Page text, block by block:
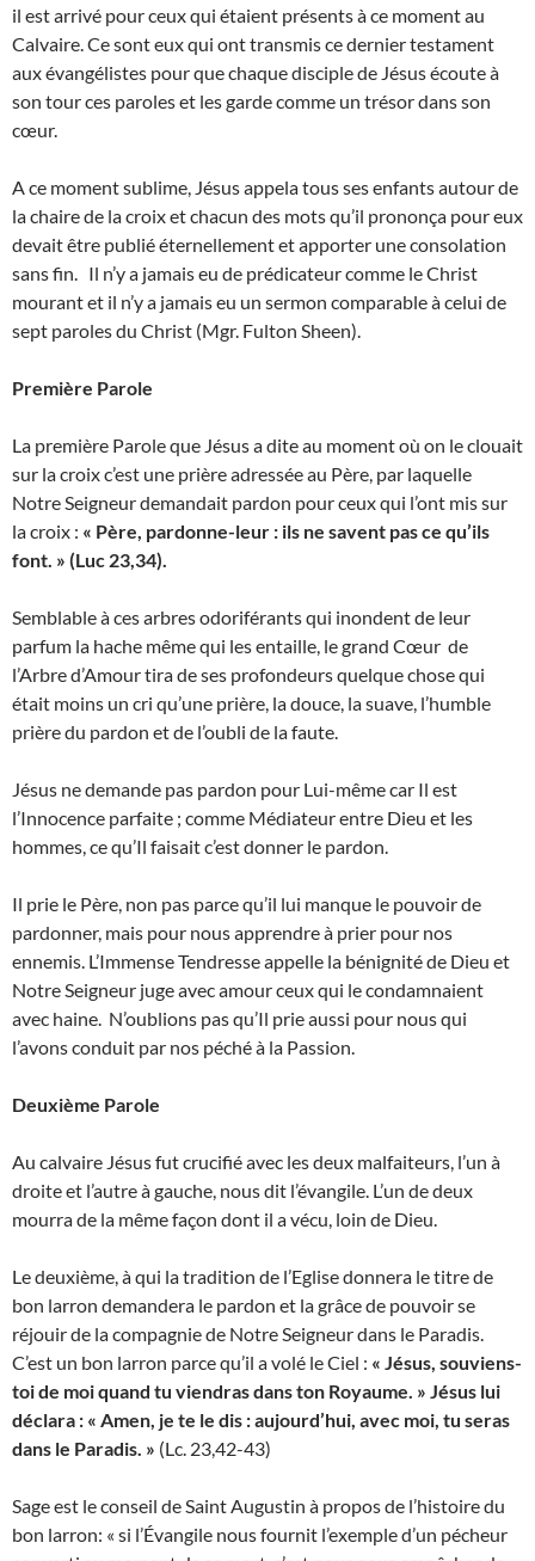
il est arrivé pour ceux qui étaient présents à ce moment au
Calvaire. Ce sont eux qui ont transmis ce dernier testament
aux évangélistes pour que chaque disciple de Jésus écoute à
son tour ces paroles et les garde comme un trésor dans son
cœur.
A ce moment sublime, Jésus appela tous ses enfants autour de
la chaire de la croix et chacun des mots qu’il prononça pour eux
devait être publié éternellement et apporter une consolation
sans fin. Il n’y a jamais eu de prédicateur comme le Christ
mourant et il n’y a jamais eu un sermon comparable à celui de
sept paroles du Christ (Mgr. Fulton Sheen).
Première Parole
La première Parole que Jésus a dite au moment où on le clouait
sur la croix c’est une prière adressée au Père, par laquelle
Notre Seigneur demandait pardon pour ceux qui l’ont mis sur
la croix : « Père, pardonne-leur : ils ne savent pas ce qu’ils
font. » (Luc 23,34).
Semblable à ces arbres odoriférants qui inondent de leur
parfum la hache même qui les entaille, le grand Cœur de
l’Arbre d’Amour tira de ses profondeurs quelque chose qui
était moins un cri qu’une prière, la douce, la suave, l’humble
prière du pardon et de l’oubli de la faute.
Jésus ne demande pas pardon pour Lui-même car Il est
l’Innocence parfaite ; comme Médiateur entre Dieu et les
hommes, ce qu’Il faisait c’est donner le pardon.
Il prie le Père, non pas parce qu’il lui manque le pouvoir de
pardonner, mais pour nous apprendre à prier pour nos
ennemis. L’Immense Tendresse appelle la bénignité de Dieu et
Notre Seigneur juge avec amour ceux qui le condamnaient
avec haine. N’oublions pas qu’Il prie aussi pour nous qui
l’avons conduit par nos péché à la Passion.
Deuxième Parole
Au calvaire Jésus fut crucifié avec les deux malfaiteurs, l’un à
droite et l’autre à gauche, nous dit l’évangile. L’un de deux
mourra de la même façon dont il a vécu, loin de Dieu.
Le deuxième, à qui la tradition de l’Eglise donnera le titre de
bon larron demandera le pardon et la grâce de pouvoir se
réjouir de la compagnie de Notre Seigneur dans le Paradis.
C’est un bon larron parce qu’il a volé le Ciel : « Jésus, souviens-
toi de moi quand tu viendras dans ton Royaume. » Jésus lui
déclara : « Amen, je te le dis : aujourd’hui, avec moi, tu seras
dans le Paradis. » (Lc. 23,42-43)
Sage est le conseil de Saint Augustin à propos de l’histoire du
bon larron: « si l’Évangile nous fournit l’exemple d’un pécheur